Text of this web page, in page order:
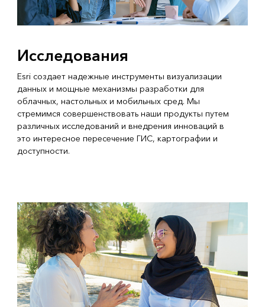
Исследования
Esri создает надежные инструменты визуализации
данных и мощные механизмы разработки для
облачных, настольных и мобильных сред. Мы
стремимся совершенствовать наши продукты путем
различных исследований и внедрения инноваций в
это интересное пересечение ГИС, картографии и
доступности.